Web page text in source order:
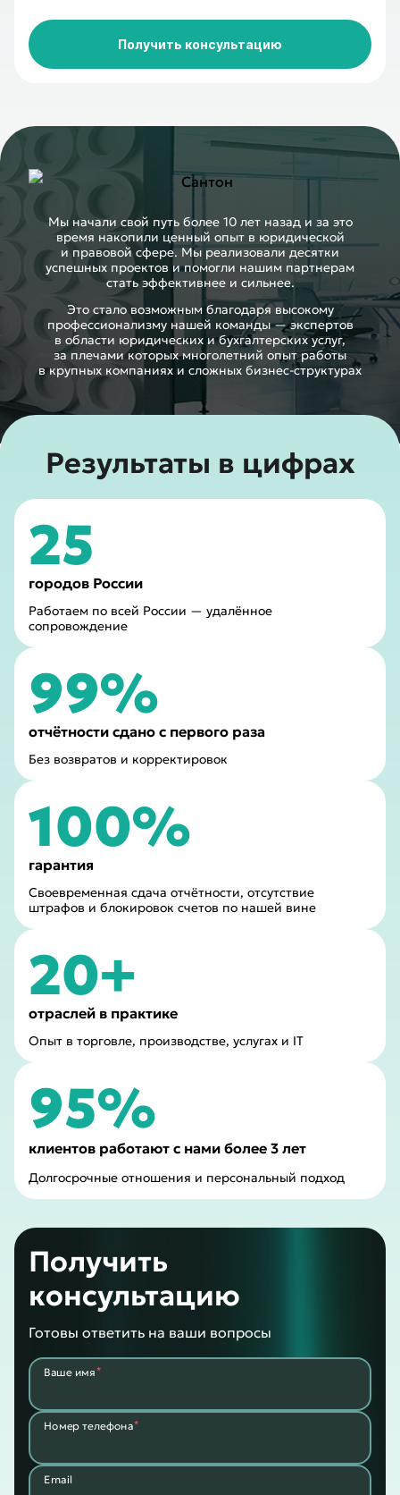
Получить консультацию
Мы начали свой путь более 10 лет назад и за это
время накопили ценный опыт в юридической
и правовой сфере. Мы реализовали десятки
успешных проектов и помогли нашим партнерам
стать эффективнее и сильнее.
Это стало возможным благодаря высокому
профессионализму нашей команды — экспертов
в области юридических и бухгалтерских услуг,
за плечами которых многолетний опыт работы
в крупных компаниях и сложных бизнес-⁠структурах
Результаты в цифрах
25
городов России
Работаем по всей России — удалённое
сопровождение
99%
отчётности сдано с первого раза
Без возвратов и корректировок
100%
гарантия
Своевременная сдача отчётности, отсутствие
штрафов и блокировок счетов по нашей вине
20+
отраслей в практике
Опыт в торговле, производстве, услугах и IT
95%
клиентов работают с нами более 3 лет
Долгосрочные отношения и персональный подход
Получить
консультацию
Готовы ответить на ваши вопросы
Ваше имя*
Номер телефона*
Email